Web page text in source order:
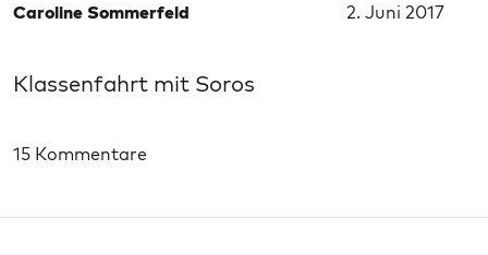
Caroline Sommerfeld 2. Juni 2017
Klassenfahrt mit Soros
15 Kommentare